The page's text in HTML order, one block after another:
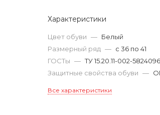
Характеристики
Цвет обуви — Белый
Размерный ряд — с 36 по 41
ГОСТы — ТУ 15.20.11-002-
Защитные свойства обуви —
Все характеристики